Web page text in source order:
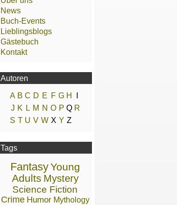
News
Buch-Events
Lieblingsblogs
Gästebuch
Kontakt
Autoren
A B C D E F G H
J K L M N O P Q R
S T U V W X Y Z
Tags
FantasyYoung
Adults Mystery
Science Fiction
Crime Humor Mythology